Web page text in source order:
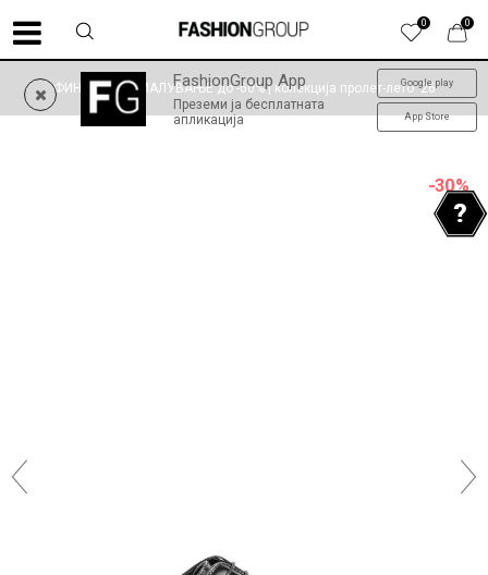
0
0
FashionGroup App
Преземи ја бесплатната
апликација
Google play
App Store
ФИНАЛНО НАМАЛУВАЊЕ до -60% | колекција пролет-лето '26
-30%